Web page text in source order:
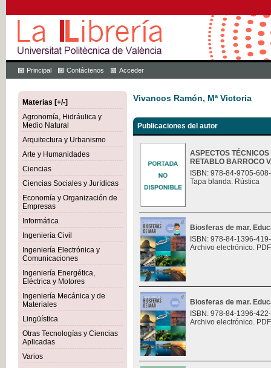
Principal Contáctenos Acceder
Materias [+/-]
Agronomía, Hidráulica y
Medio Natural
Arquitectura y Urbanismo
Arte y Humanidades
Ciencias
Ciencias Sociales y Jurídicas
Economía y Organización de
Empresas
Informática
Ingeniería Civil
Ingeniería Electrónica y
Comunicaciones
Ingeniería Energética,
Eléctrica y Motores
Ingeniería Mecánica y de
Materiales
Lingüística
Otras Tecnologías y Ciencias
Aplicadas
Varios
Vivancos Ramón, Mª Victoria
Publicaciones del autor
ASPECTOS
RETABLO BARROCO
ISBN: 978-84-9705-
Tapa blanda. Rústica
Biosferas de mar.
ISBN: 978-84-1396-
Archivo electrónico.
Biosferas de mar.
ISBN: 978-84-1396-
Archivo electrónico.